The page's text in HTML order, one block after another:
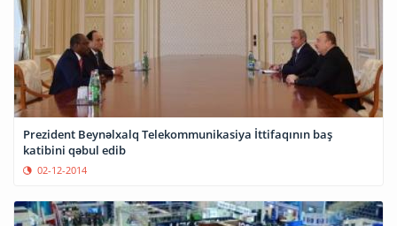
Prezident Beynəlxalq Telekommunikasiya İttifaqının baş
katibini qəbul edib
02-12-2014